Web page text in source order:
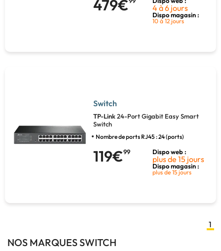
479€ 4 à 6 jours
Dispo magasin :
10 à 12 jours
Switch
TP-Link24-Port Gigabit Easy Smart
Switch
Nombre de ports RJ45 : 24 (ports)
119€99 Dispo web :
plus de 15 jours
Dispo magasin :
plus de 15 jours
1
NOS MARQUES SWITCH